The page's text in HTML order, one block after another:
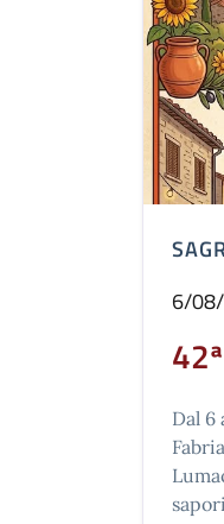
6/
Dal 6